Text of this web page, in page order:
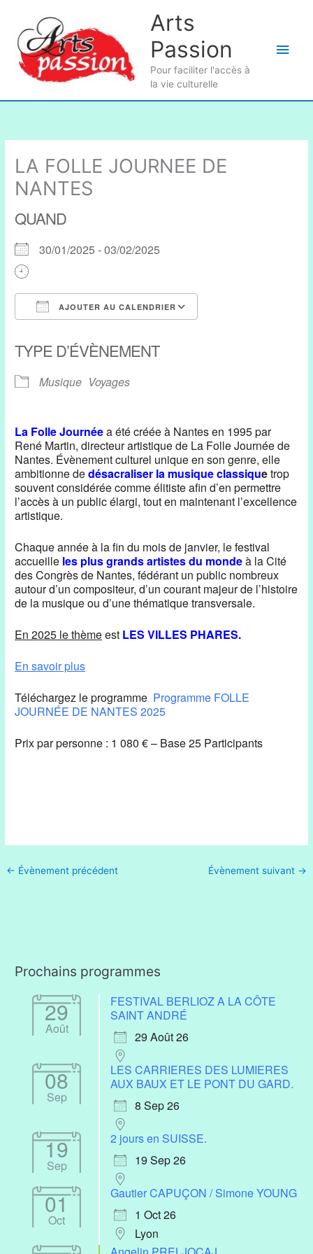
contenu
Arts
Passion
Pour faciliter l'accès à
la vie culturelle
LA FOLLE JOURNEE DE
NANTES
QUAND
30/01/2025 - 03/02/2025
AJOUTER AU CALENDRIER
TYPE D’ÉVÈNEMENT
Musique Voyages
La Folle Journéea été créée à Nantes en 1995 par
René Martin, directeur artistique de La Folle Journée de
Nantes. Évènement culturel unique en son genre, elle
ambitionne dedésacraliser la musiqueclassiquetrop
souvent considérée comme élitiste afin d’en permettre
l’accès à un public élargi, tout en maintenant l’excellence
artistique.
Chaque année à la fin du mois de janvier, le festival
accueille les plus grands artistes du mondeà la Cité
des Congrès de Nantes, fédérant un public nombreux
autour d’un compositeur, d’un courant majeur de l’histoire
de la musique ou d’une thématique transversale.
En 2025 le thèmeest LES VILLES PHARES.
En savoir plus
Téléchargez le programme Programme FOLLE
JOURNÉE DE NANTES 2025
Prix par personne : 1 080 € – Base 25 Participants
← Évènement précédent Évènement suivant →
Prochains programmes
29
Août
FESTIVAL BERLIOZ A LA CÔTE
SAINT ANDRÉ
29 Août 26
08
Sep
LES CARRIERES DES LUMIERES
AUX BAUX ET LE PONT DU GARD.
8 Sep 26
19
Sep
2 jours en SUISSE.
19 Sep 26
01
Oct
Gautier CAPUÇON / Simone YOUNG
1 Oct 26
Lyon